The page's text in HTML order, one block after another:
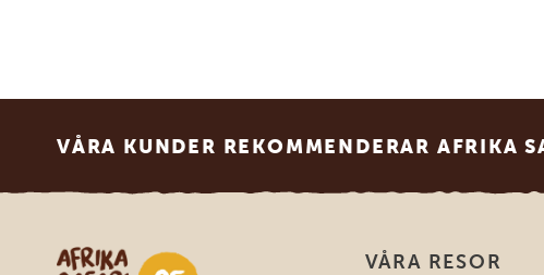
VÅRA KUNDER REKOMMENDERAR AFRIKA
Safari-resor i Afrika VÅRA RESOR